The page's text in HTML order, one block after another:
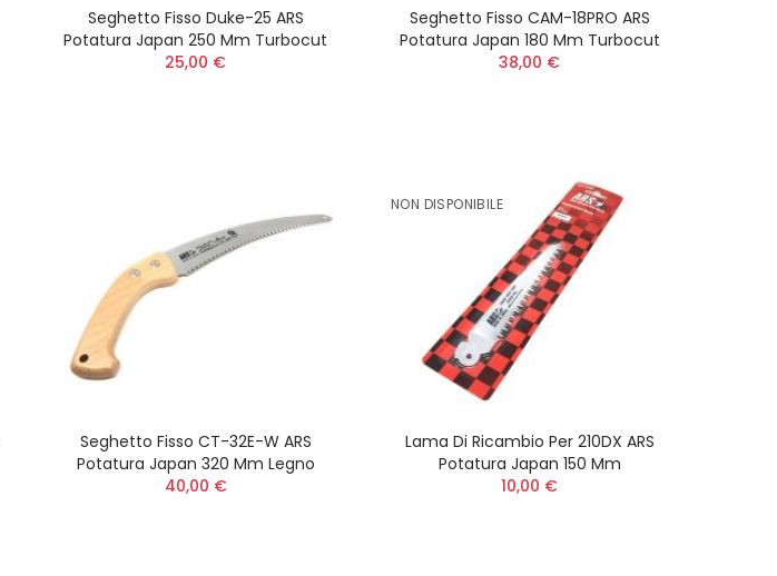
Seghetto Fisso Duke-25 ARS
Potatura Japan 250 Mm Turbocut
25,00 €
Seghetto Fisso CAM-18PRO ARS
Potatura Japan 180 Mm Turbocut
38,00 €
Seghetto Fisso CT-32E-W ARS
Potatura Japan 320 Mm Legno
40,00 €
NON DISPONIBILE
Lama Di Ricambio Per 210DX ARS
Potatura Japan 150 Mm
10,00 €